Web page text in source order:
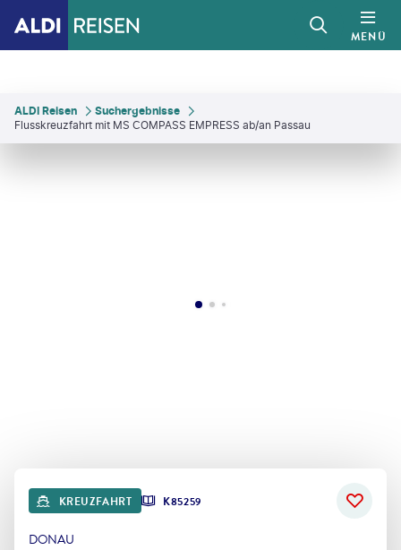
MENÜ
ALDI Reisen
Suchergebnisse
Flusskreuzfahrt mit MS COMPASS EMPRESS ab/an Passau
KREUZFAHRT K85259
DONAU